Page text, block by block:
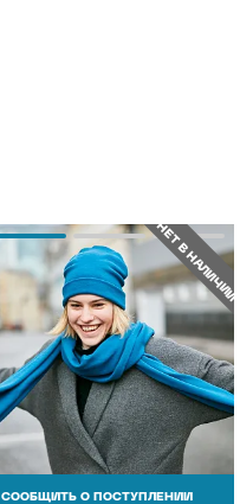
НЕТ В НАЛИЧИИ
СООБЩИТЬ О ПОСТУПЛЕНИИ